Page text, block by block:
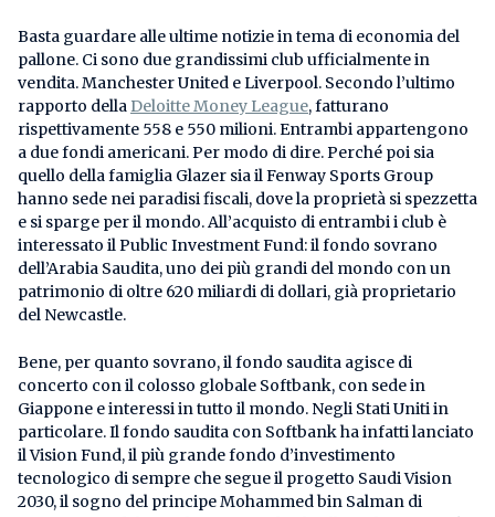
Basta guardare alle ultime notizie in tema di economia del
pallone. Ci sono due grandissimi club ufficialmente in
vendita. Manchester United e Liverpool. Secondo l’ultimo
rapporto della Deloitte Money League, fatturano
rispettivamente 558 e 550 milioni. Entrambi appartengono
a due fondi americani. Per modo di dire. Perché poi sia
quello della famiglia Glazer sia il Fenway Sports Group
hanno sede nei paradisi fiscali, dove la proprietà si spezzetta
e si sparge per il mondo. All’acquisto di entrambi i club è
interessato il Public Investment Fund: il fondo sovrano
dell’Arabia Saudita, uno dei più grandi del mondo con un
patrimonio di oltre 620 miliardi di dollari, già proprietario
del Newcastle.
Bene, per quanto sovrano, il fondo saudita agisce di
concerto con il colosso globale Softbank, con sede in
Giappone e interessi in tutto il mondo. Negli Stati Uniti in
particolare. Il fondo saudita con Softbank ha infatti lanciato
il Vision Fund, il più grande fondo d’investimento
tecnologico di sempre che segue il progetto Saudi Vision
2030, il sogno del principe Mohammed bin Salman di